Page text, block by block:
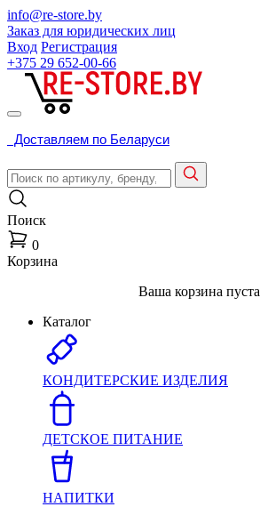
info@re-store.by
Заказ для юридических лиц
Вход Регистрация
+375 29 652-00-66
Доставляем по Беларуси
Поиск
0
Корзина
Ваша корзина пуста
Каталог
КОНДИТЕРСКИЕ ИЗДЕЛИЯ
ДЕТСКОЕ ПИТАНИЕ
НАПИТКИ